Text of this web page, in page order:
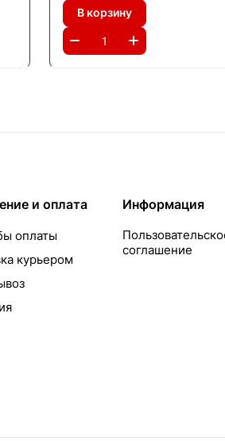
В корзину
и оплата
оплаты
курьером
Информация
соглашение